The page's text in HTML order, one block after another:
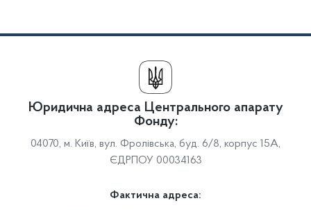
Юридична адреса Центрального апарату
Фонду:
04070, м. Київ, вул. Фролівська, буд. 6/8, корпус 15А,
ЄДРПОУ 00034163
Фактична адреса: